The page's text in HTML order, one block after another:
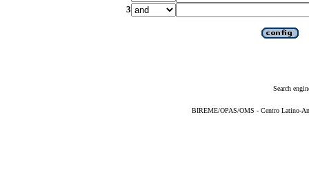
3
Search
BIREME/OPAS/OMS - Centro Latino-